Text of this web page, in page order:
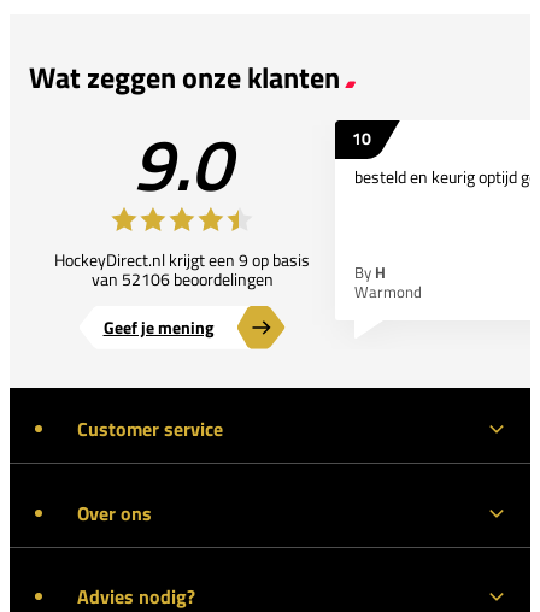
Wat zeggen onze klanten
9.0
HockeyDirect.nl krijgt een 9 op basis
van 52106 beoordelingen
Geef je mening
10
besteld en keurig optijd
By H
Warmond
Customer service
Over ons
Advies nodig?